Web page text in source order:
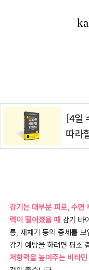
감기는 대부분 피로, 수면
력이 떨어졌을 때 감기 바
통, 재채기 등의 증세를 보
감기 예방을 하려면 평소
저항력을 높여주는 비타